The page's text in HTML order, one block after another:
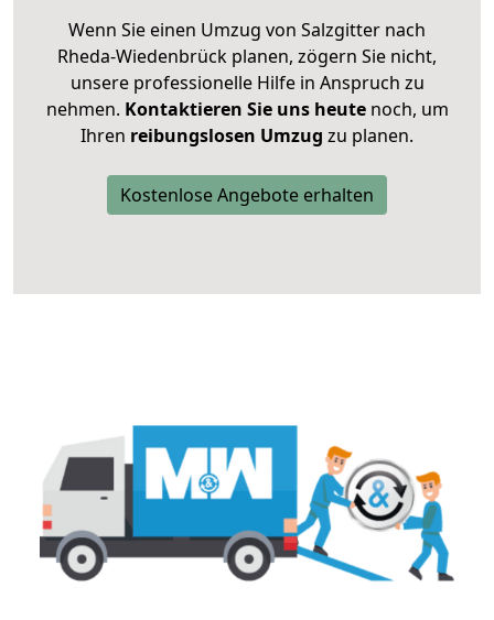
Wenn Sie einen Umzug von Salzgitter nach
Rheda-Wiedenbrück planen, zögern Sie nicht,
unsere professionelle Hilfe in Anspruch zu
nehmen. Kontaktieren Sie uns heutenoch, um
Ihren reibungslosen Umzug zu planen.
Kostenlose Angebote erhalten